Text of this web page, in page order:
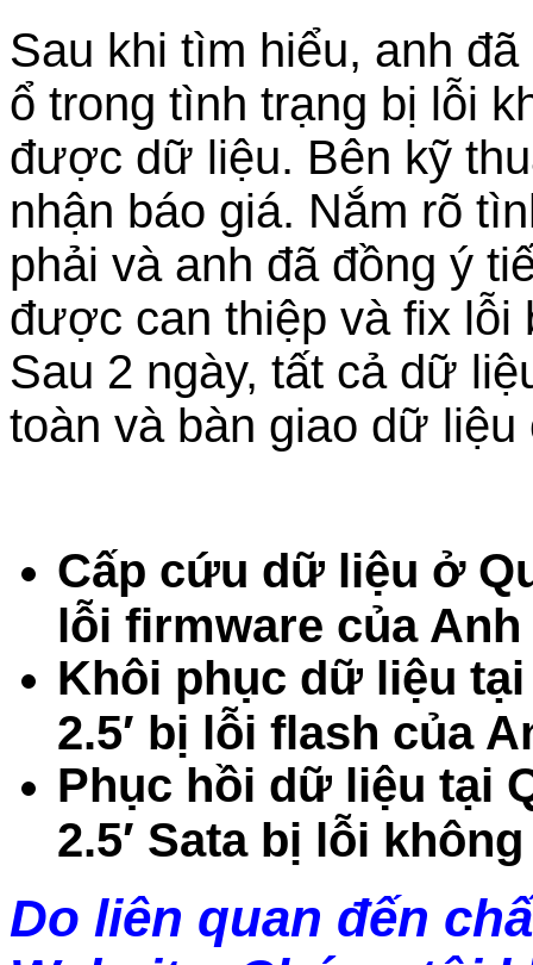
Sau khi tìm hiểu, anh
ổ trong tình trạng bị lỗi
được dữ liệu. Bên kỹ
nhận báo giá. Nắm rõ
phải và anh đã đồng ý
được can thiệp và fix lỗi
Sau 2 ngày, tất cả dữ
toàn và bàn giao dữ liệu
Cấp cứu dữ liệu ở
lỗi firmware của
Khôi phục dữ liệu
2.5′ bị lỗi flash của
Phục hồi dữ liệu tại
2.5′ Sata bị lỗi
Do liên quan đến